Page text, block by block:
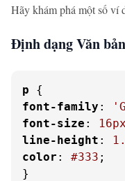
Hãy khám phá một số ví
Định dạng Văn bản
p
font-family :
font-size : 16px
line-height :
color : #333 ;
}